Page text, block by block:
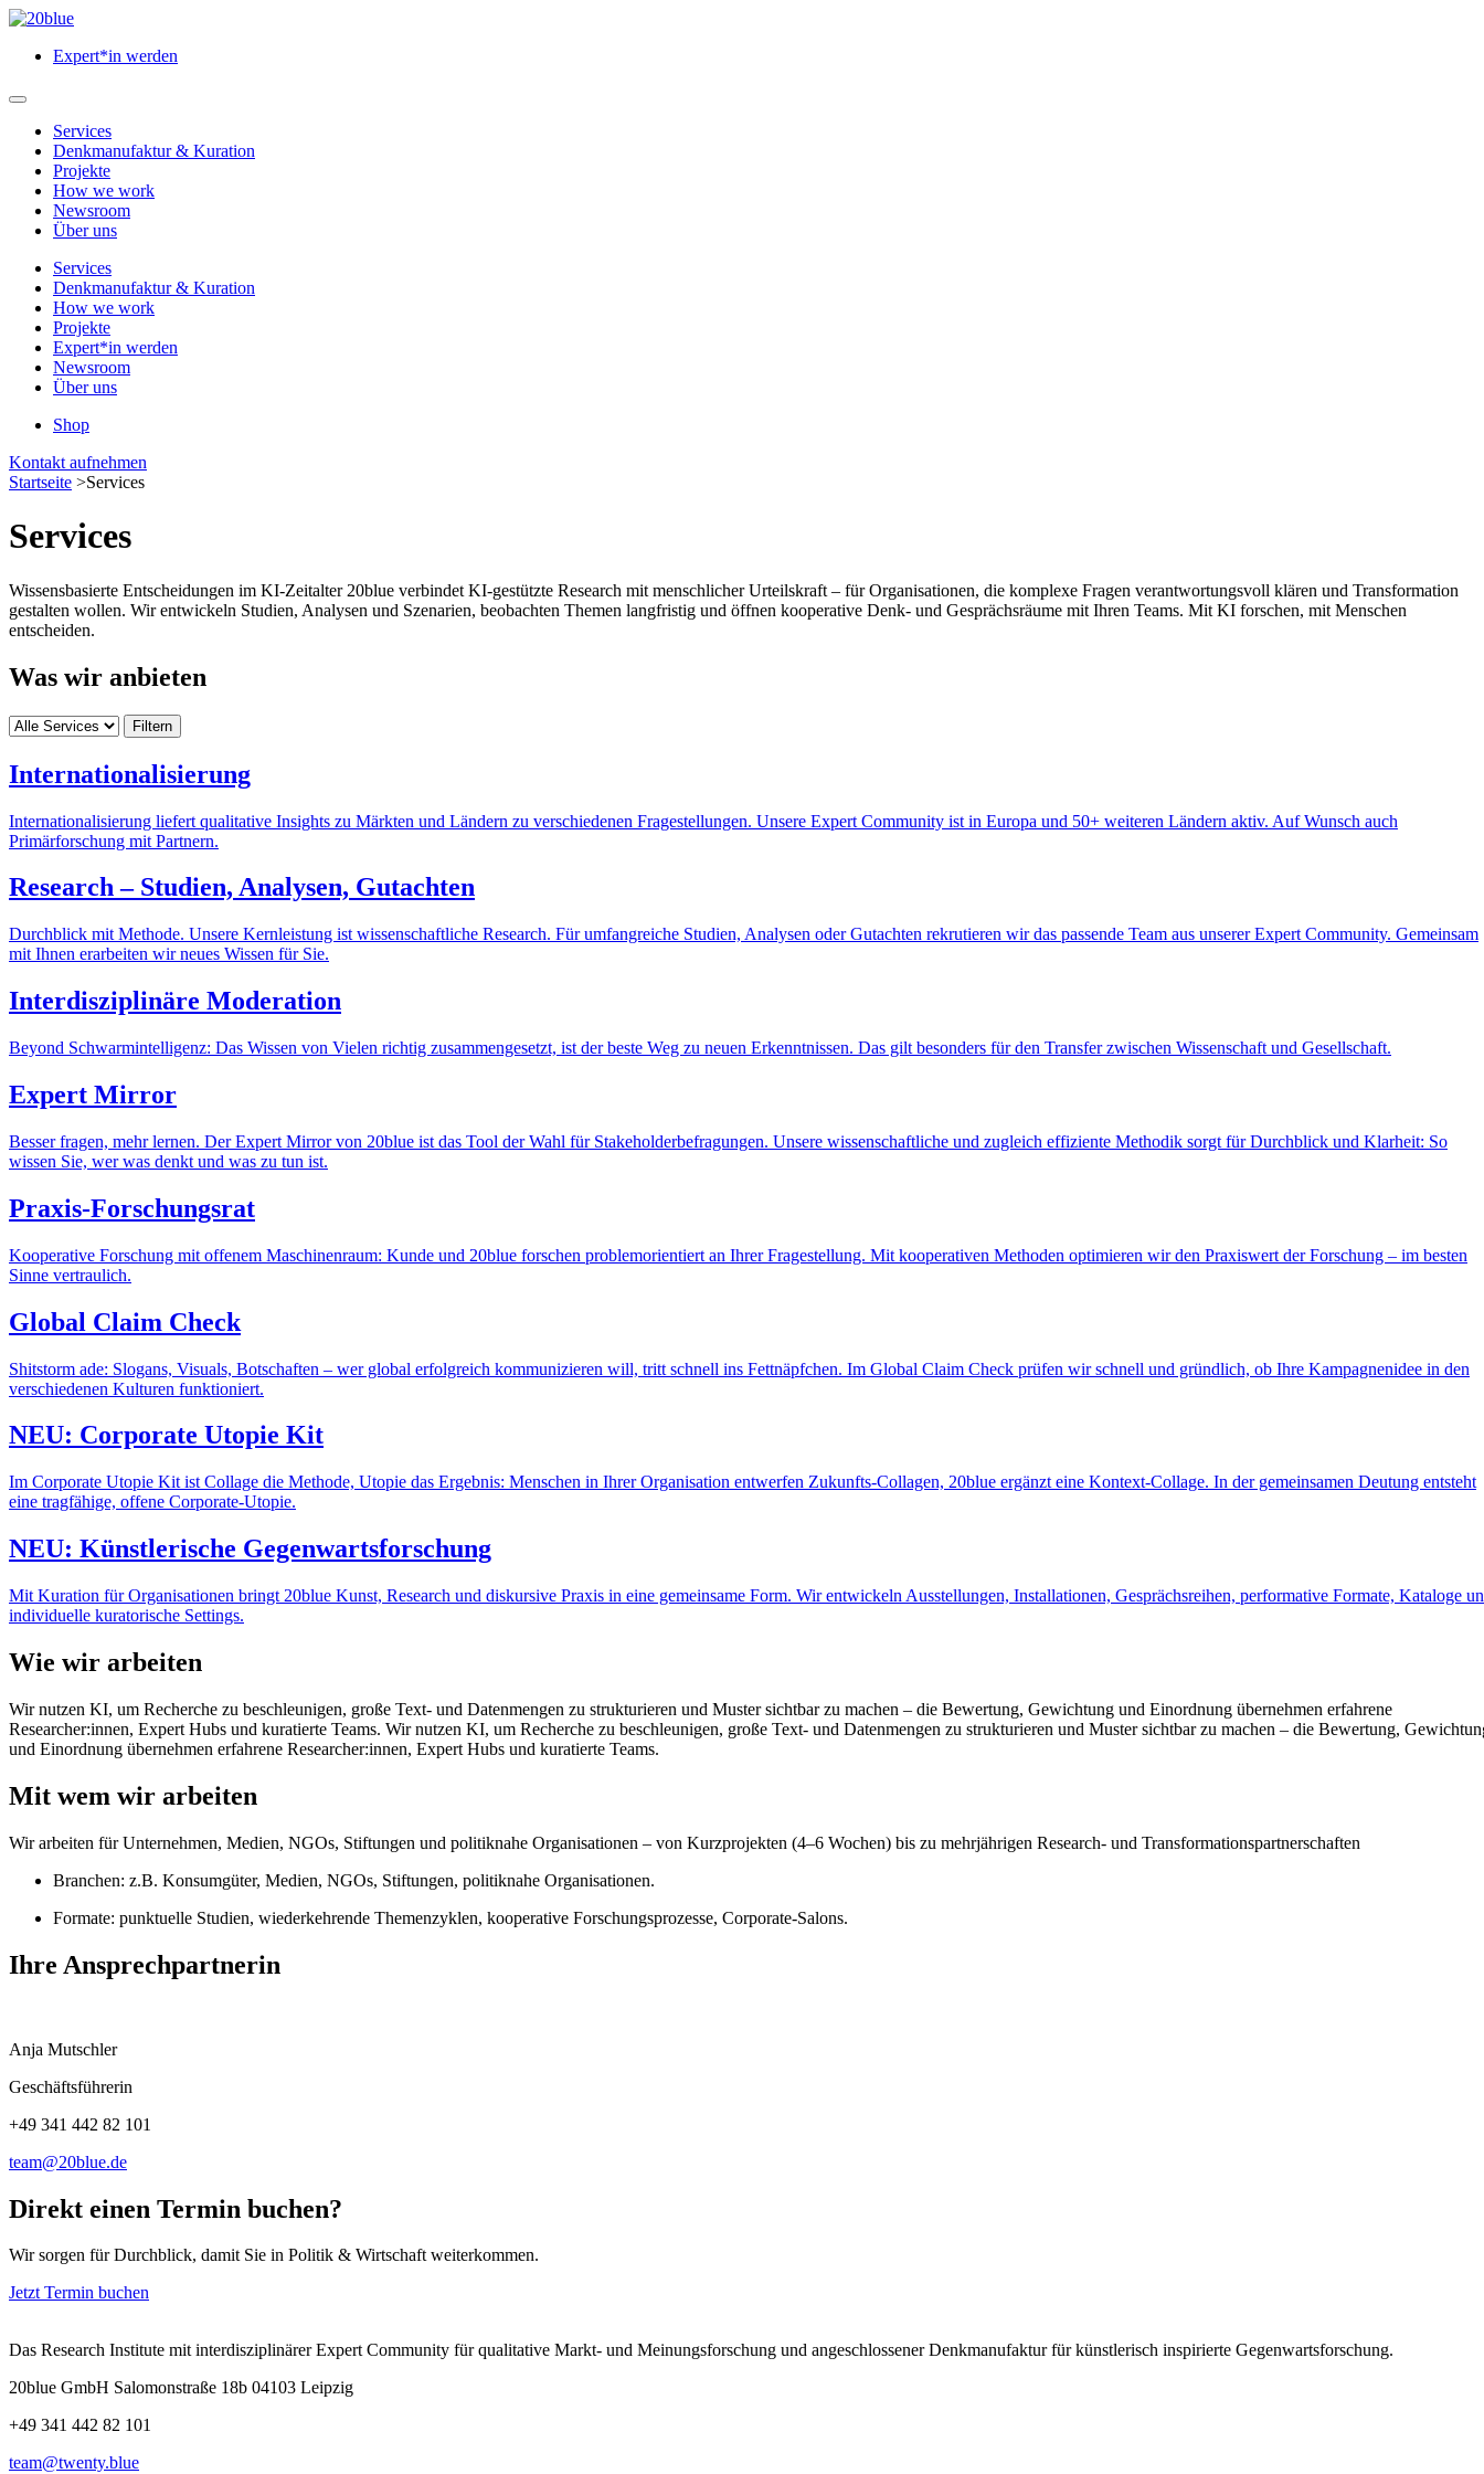
Zum
springenExpert*in werden
Hauptmenü
öffnenServices
Denkmanufaktur & Kuration
Projekte
How we work
Newsroom
Über uns
Services
Denkmanufaktur & Kuration
How we work
Projekte
Expert*in werden
Newsroom
Über uns
Shop
Menü
schließen
Kontakt aufnehmen
Startseite >Services
Services
Wissensbasierte Entscheidungen im KI‑Zeitalter 20blue verbindet KI‑gestützte Research mit menschlicher Urteilskraft – für Organisationen, die komplexe Fragen verantwortungsvoll klären und Transformation
gestalten wollen. Wir entwickeln Studien, Analysen und Szenarien, beobachten Themen langfristig und öffnen kooperative Denk‑ und Gesprächsräume mit Ihren Teams. Mit KI forschen, mit Menschen
entscheiden.
Was wir anbieten
Filtern
Internationalisierung
Internationalisierung liefert qualitative Insights zu Märkten und Ländern zu verschiedenen Fragestellungen. Unsere Expert Community ist in Europa und 50+ weiteren Ländern aktiv. Auf Wunsch auch
Primärforschung mit Partnern.
Research – Studien, Analysen, Gutachten
Durchblick mit Methode. Unsere Kernleistung ist wissenschaftliche Research. Für umfangreiche Studien, Analysen oder Gutachten rekrutieren wir das passende Team aus unserer Expert Community. Gemeinsam
mit Ihnen erarbeiten wir neues Wissen für Sie.
Interdisziplinäre Moderation
Beyond Schwarmintelligenz: Das Wissen von Vielen richtig zusammengesetzt, ist der beste Weg zu neuen Erkenntnissen. Das gilt besonders für den Transfer zwischen Wissenschaft und Gesellschaft.
Expert Mirror
Besser fragen, mehr lernen. Der Expert Mirror von 20blue ist das Tool der Wahl für Stakeholderbefragungen. Unsere wissenschaftliche und zugleich effiziente Methodik sorgt für Durchblick und Klarheit: So
wissen Sie, wer was denkt und was zu tun ist.
Praxis‑Forschungsrat
Kooperative Forschung mit offenem Maschinenraum: Kunde und 20blue forschen problemorientiert an Ihrer Fragestellung. Mit kooperativen Methoden optimieren wir den Praxiswert der Forschung – im besten
Sinne vertraulich.
Global Claim Check
Shitstorm ade: Slogans, Visuals, Botschaften – wer global erfolgreich kommunizieren will, tritt schnell ins Fettnäpfchen. Im Global Claim Check prüfen wir schnell und gründlich, ob Ihre Kampagnenidee in den
verschiedenen Kulturen funktioniert.
NEU: Corporate Utopie Kit
Im Corporate Utopie Kit ist Collage die Methode, Utopie das Ergebnis: Menschen in Ihrer Organisation entwerfen Zukunfts‑Collagen, 20blue ergänzt eine Kontext‑Collage. In der gemeinsamen Deutung entsteht
eine tragfähige, offene Corporate‑Utopie.
NEU: Künstlerische Gegenwartsforschung
Mit Kuration für Organisationen bringt 20blue Kunst, Research und diskursive Praxis in eine gemeinsame Form. Wir entwickeln Ausstellungen, Installationen, Gesprächsreihen, performative Formate, Kataloge
individuelle kuratorische Settings.
Wie wir arbeiten
Wir nutzen KI, um Recherche zu beschleunigen, große Text‑ und Datenmengen zu strukturieren und Muster sichtbar zu machen – die Bewertung, Gewichtung und Einordnung übernehmen erfahrene
Researcher:innen, Expert Hubs und kuratierte Teams. Wir nutzen KI, um Recherche zu beschleunigen, große Text‑ und Datenmengen zu strukturieren und Muster sichtbar zu machen – die Bewertung,
und Einordnung übernehmen erfahrene Researcher:innen, Expert Hubs und kuratierte Teams.
Mit wem wir arbeiten
Wir arbeiten für Unternehmen, Medien, NGOs, Stiftungen und politiknahe Organisationen – von Kurzprojekten (4–6 Wochen) bis zu mehrjährigen Research‑ und Transformationspartnerschaften
Branchen: z.B. Konsumgüter, Medien, NGOs, Stiftungen, politiknahe Organisationen.
Formate: punktuelle Studien, wiederkehrende Themenzyklen, kooperative Forschungsprozesse, Corporate‑Salons.
Ihre Ansprechpartnerin
Anja Mutschler
Geschäftsführerin
+49 341 442 82 101
team@20blue.de
Direkt einen Termin buchen?
Wir sorgen für Durchblick, damit Sie in Politik & Wirtschaft weiterkommen.
Jetzt Termin buchen
Das Research Institute mit interdisziplinärer Expert Community für qualitative Markt- und Meinungsforschung und angeschlossener Denkmanufaktur für künstlerisch inspirierte Gegenwartsforschung.
20blue GmbH Salomonstraße 18b 04103 Leipzig
+49 341 442 82 101
team@twenty.blue